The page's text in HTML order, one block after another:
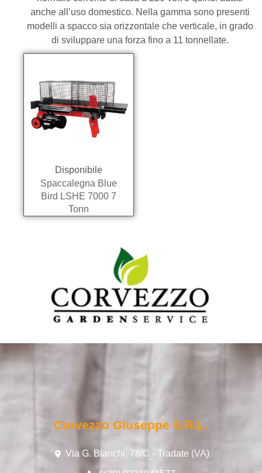
anche all’uso domestico. Nella gamma sono presenti
modelli a spacco sia orizzontale che verticale, in grado
di sviluppare una forza fino a 11 tonnellate.
Disponibile
Spaccalegna Blue
Bird LSHE 7000 7
Tonn
Corvezzo Giuseppe S.r.l.
Via G. Bianchi, 78/C - Tradate (VA)